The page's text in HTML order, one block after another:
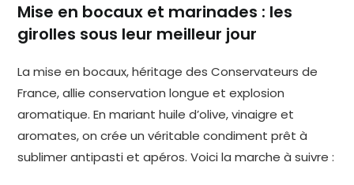
Mise en bocaux et marinades : les
girolles sous leur meilleur jour
La mise en bocaux, héritage des Conservateurs de
France, allie conservation longue et explosion
aromatique. En mariant huile d’olive, vinaigre et
aromates, on crée un véritable condiment prêt à
sublimer antipasti et apéros. Voici la marche à suivre :